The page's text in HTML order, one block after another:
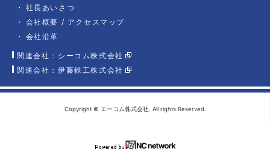
社長あいさつ
会社概要 / アクセスマップ
会社沿革
関連会社：シーコム株式会社
関連会社：伊藤鉄工株式会社
Copyright © エーコム株式会社. All rights Reserved.